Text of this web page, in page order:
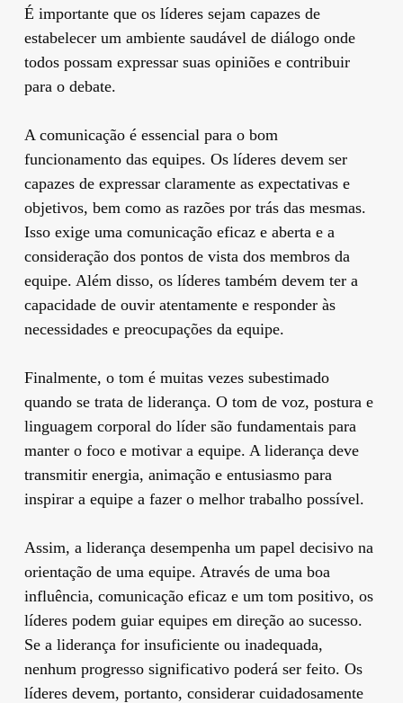
É importante que os líderes sejam capazes de
estabelecer um ambiente saudável de diálogo onde
todos possam expressar suas opiniões e contribuir
para o debate.
A comunicação é essencial para o bom
funcionamento das equipes. Os líderes devem ser
capazes de expressar claramente as expectativas e
objetivos, bem como as razões por trás das mesmas.
Isso exige uma comunicação eficaz e aberta e a
consideração dos pontos de vista dos membros da
equipe. Além disso, os líderes também devem ter a
capacidade de ouvir atentamente e responder às
necessidades e preocupações da equipe.
Finalmente, o tom é muitas vezes subestimado
quando se trata de liderança. O tom de voz, postura e
linguagem corporal do líder são fundamentais para
manter o foco e motivar a equipe. A liderança deve
transmitir energia, animação e entusiasmo para
inspirar a equipe a fazer o melhor trabalho possível.
Assim, a liderança desempenha um papel decisivo na
orientação de uma equipe. Através de uma boa
influência, comunicação eficaz e um tom positivo, os
líderes podem guiar equipes em direção ao sucesso.
Se a liderança for insuficiente ou inadequada,
nenhum progresso significativo poderá ser feito. Os
líderes devem, portanto, considerar cuidadosamente